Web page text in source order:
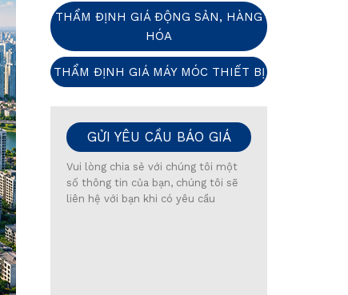
THẨM ĐỊNH GIÁ ĐỘNG SẢN, HÀNG
HÓA
THẨM ĐỊNH GIÁ MÁY MÓC THIẾT BỊ
GỬI YÊU CẦU BÁO GIÁ
Vui lòng chia sẻ với chúng tôi một
số thông tin của bạn, chúng tôi sẽ
liên hệ với bạn khi có yêu cầu